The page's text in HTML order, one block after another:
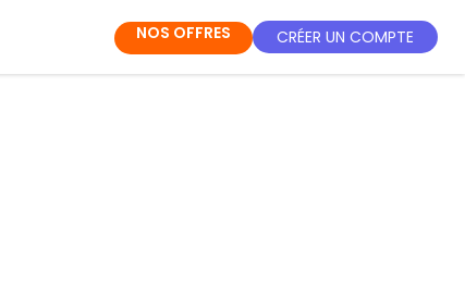
NOS OFFRES CRÉER UN COMPTE